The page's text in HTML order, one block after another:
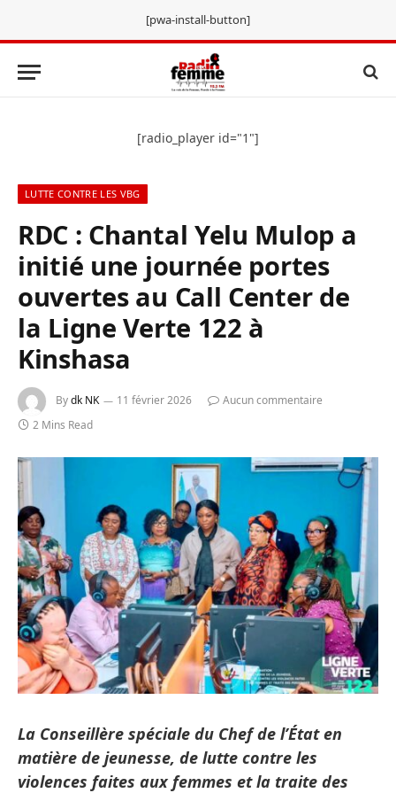
[pwa-install-button]
[radio_player id="1"]
LUTTE CONTRE LES VBG
RDC : Chantal Yelu Mulop a
initié une journée portes
ouvertes au Call Center de
la Ligne Verte 122 à
Kinshasa
Bydk NK 11 février 2026
Aucun commentaire
2 Mins Read
La Conseillère spéciale du Chef de l’État en
matière de jeunesse, de lutte contre les
violences faites aux femmes et la traite des